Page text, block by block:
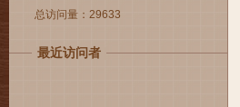
总访问量：29633
最近访问者